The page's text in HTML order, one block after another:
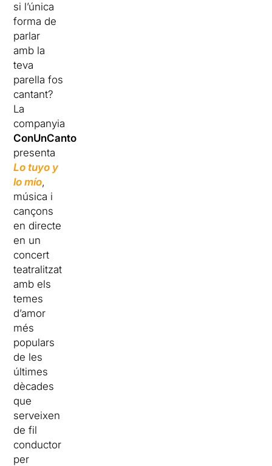
si l’única
forma de
parlar
amb la
teva
parella fos
cantant?
La
companyia
ConUnCantoEnLosDientes
presenta
Lo tuyo y
lo mío,
música i
cançons
en directe
en un
concert
teatralitzat
amb els
temes
d’amor
més
populars
de les
últimes
dècades
que
serveixen
de fil
conductor
per